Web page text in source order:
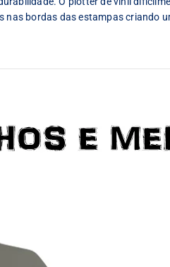
nas bordas das estampas criando